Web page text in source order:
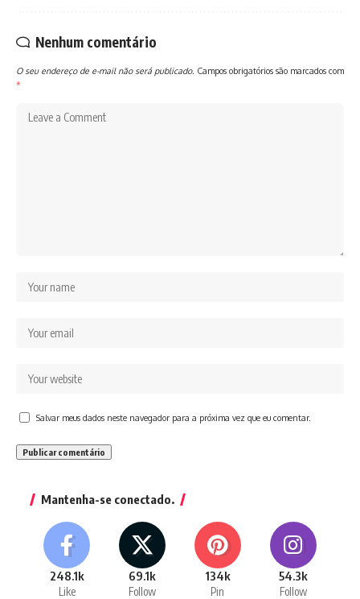
Nenhum comentário
O seu endereço de e-mail não será publicado. Campos obrigatórios são marcados com
*
Salvar meus dados neste navegador para a próxima vez que eu comentar.
Mantenha-se conectado.
248.1k
Like
69.1k
Follow
134k
Pin
54.3k
Follow